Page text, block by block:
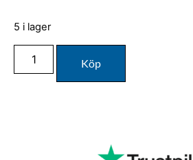
5 i lager
Köp